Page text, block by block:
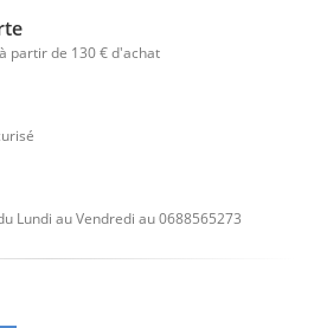
partir de 130 € d'achat
Lundi au Vendredi au 0688565273